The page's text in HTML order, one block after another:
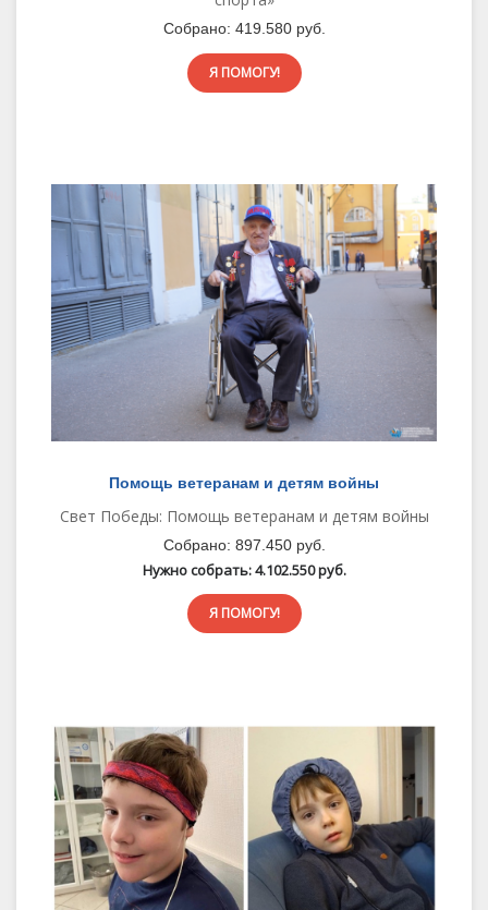
Собрано: 419.580 руб.
Я ПОМОГУ!
Помощь ветеранам и детям войны
Свет Победы: Помощь ветеранам и детям войны
Собрано: 897.450 руб.
Нужно собрать:4.102.550 руб.
Я ПОМОГУ!